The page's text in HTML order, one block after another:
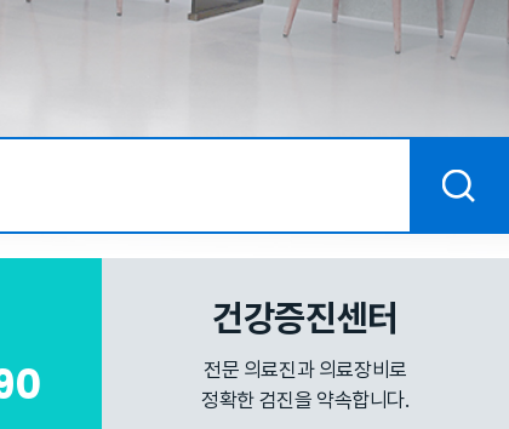
건강증진센터
전문 의료진과 의료장비로
정확한 검진을 약속합니다.